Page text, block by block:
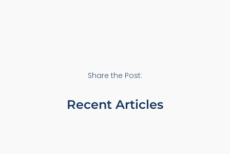
Share the Post:
Recent Articles